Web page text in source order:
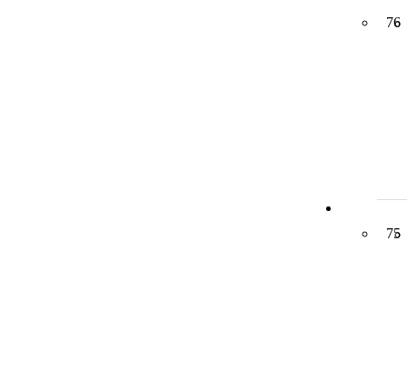
76
75